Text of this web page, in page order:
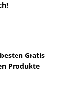
Gratis-
Produkte